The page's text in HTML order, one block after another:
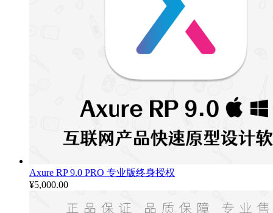
Axure RP 9.0 PRO 专业版终身授权
¥5,000.00